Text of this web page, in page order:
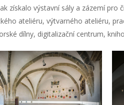
získalo výstavní sály a zázemí pro
ateliéru, výtvarného ateliéru,
dílny, digitalizační centrum,